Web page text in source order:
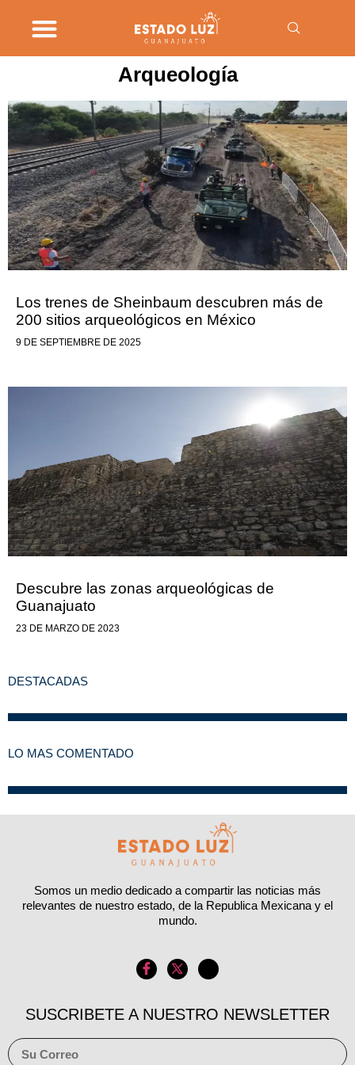
Arqueología
Los trenes de Sheinbaum descubren más de
200 sitios arqueológicos en México
9 DE SEPTIEMBRE DE 2025
Descubre las zonas arqueológicas de
Guanajuato
23 DE MARZO DE 2023
DESTACADAS
LO MAS COMENTADO
Somos un medio dedicado a compartir las noticias más
relevantes de nuestro estado, de la Republica Mexicana y el
mundo.
SUSCRIBETE A NUESTRO NEWSLETTER